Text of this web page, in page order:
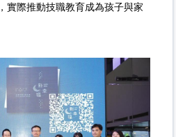
實際推動技職教育成為孩子與家